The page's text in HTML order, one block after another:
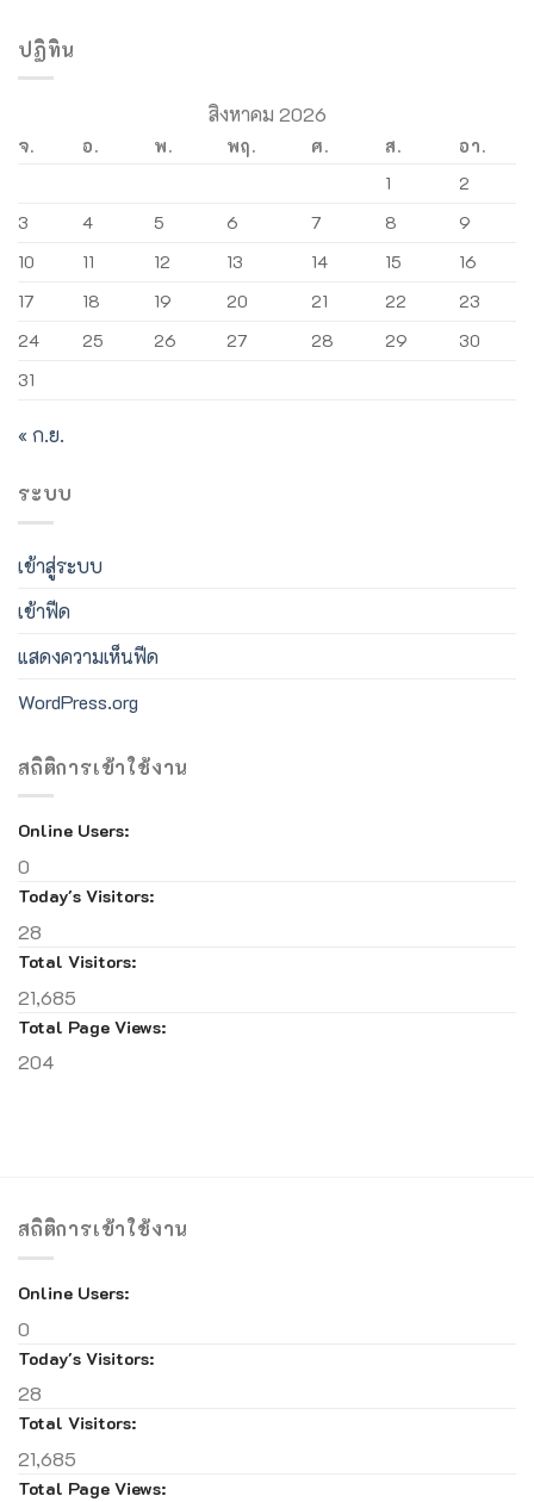
ปฏิทิน
สิงหาคม 2026
จ. อ. พ. พฤ. ศ. ส.
อา.
1
2
3
4 5 6 7 8
9
10
11 12 13 14 15
16
17
18 19 20 21 22
23
24
25 26 27 28 29
30
31
« ก.ย.
ระบบ
เข้าสู่ระบบ
เข้าฟีด
แสดงความเห็นฟีด
WordPress.org
สถิติการเข้าใช้งาน
Online Users:
0
Today's Visitors:
28
Total Visitors:
21,685
Total Page Views:
204
สถิติการเข้าใช้งาน
Online Users:
0
Today's Visitors:
28
Total Visitors:
21,685
Total Page Views: